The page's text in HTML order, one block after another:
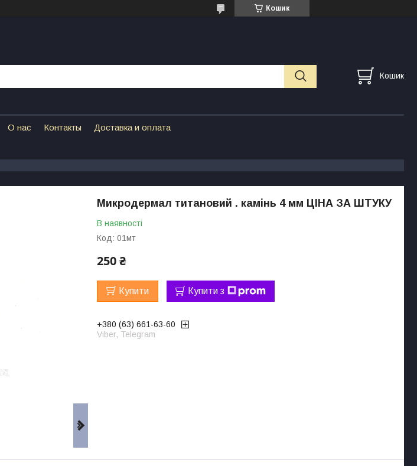
Кошик
Кошик
О нас Контакты Доставка и оплата
Микродермал титановий . камінь 4 мм ЦІНА ЗА ШТУКУ
В наявності
Код: 01мт
250 ₴
Купити Купити з
+380 (63) 661-63-60
Viber, Telegram